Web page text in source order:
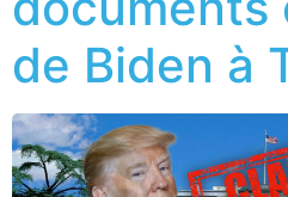
de Biden à